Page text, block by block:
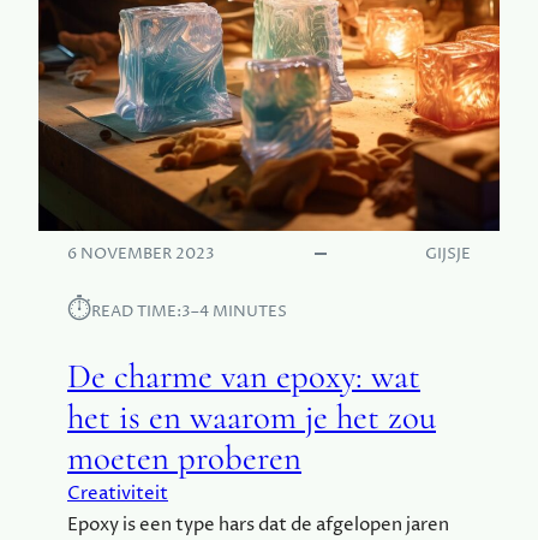
E
R
V
A
R
I
N
G
I
T
P
A
D
E
L
L
6 NOVEMBER 2023 GIJSJE
⏱︎READ TIME:3–4 MINUTES
De charme van epoxy: wat
het is en waarom je het zou
moeten proberen
Creativiteit
Epoxy is een type hars dat de afgelopen jaren